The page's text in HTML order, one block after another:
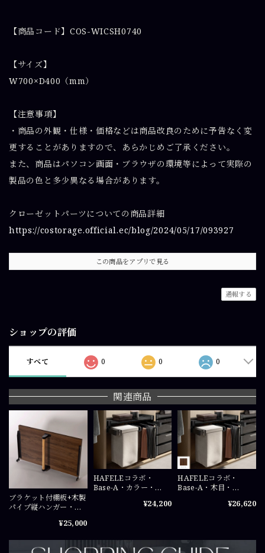
【商品コード】COS-WICSH0740
【サイズ】
W700×D400（mm）
【注意事項】
・商品の外観・仕様・価格などは商品改良のために予告なく変
更することがありますので、あらかじめご了承ください。
また、商品はパソコン画面・ブラウザの環境等によって実際の
製品の色と多少異なる場合があります。
クローゼットパーツについての商品詳細
https://costorage.official.ec/blog/2024/05/17/093927
この商品をアプリで見る
通報する
ショップの評価
すべて 0 0 0
関連商品
ブラケット付棚板+木製
パイプ縦ハンガー・木
ローゼット収納用パー
W700×D400（mm）
¥25,000
HAFELEコラボ・
Base-A・カラー・
¥24,200
HAFELEコラボ・
Base-A・木目・
¥26,620